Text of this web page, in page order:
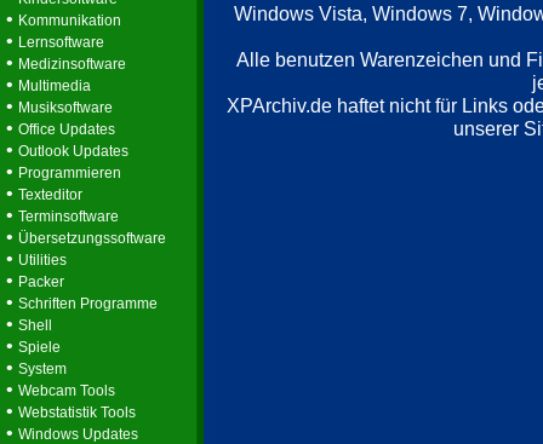
• Kommunikation
• Lernsoftware
• Medizinsoftware
• Multimedia
• Musiksoftware
• Office Updates
• Outlook Updates
• Programmieren
• Texteditor
• Terminsoftware
• Übersetzungssoftware
• Utilities
• Packer
• Schriften Programme
• Shell
• Spiele
• System
• Webcam Tools
• Webstatistik Tools
• Windows Updates
Windows Vista, Windows 7,
Alle benutzen Warenzeichen und
XPArchiv.de haftet nicht für Links
unserer